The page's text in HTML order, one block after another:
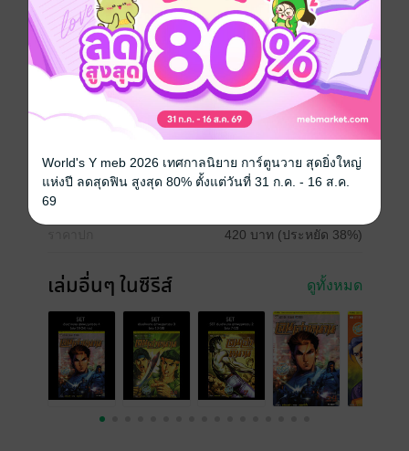
การ์ตูนจีน กำลังภายใน แอกชัน แฟนตาซี
เฉินเฮ่าหนาน สุภาพบุรุษทรชน
วันที่วางขาย 30 ตุลาคม 2563
ความยาว
420 บาท (ประหยัด 38%)
เล่มอื่นๆ ในซีรีส์ ดูทั้งหมด
World's Y meb 2026 เทศกาลนิยาย การ์ตูนวาย สุดยิ่งใหญ่
แห่งปี ลดสุดฟิน สูงสุด 80% ตั้งแต่วันที่ 31 ก.ค. - 16 ส.ค.
69